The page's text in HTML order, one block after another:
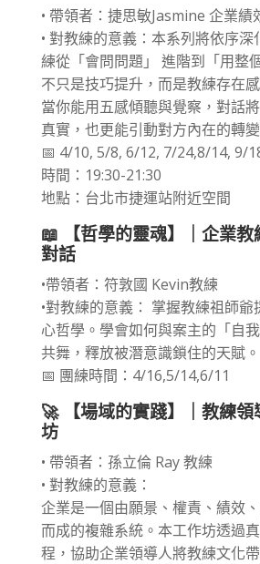
• 帶領者：捷思敏Jasmine 企業績
• 對教練的意義：本系列將依序
練從「會問問題」 進階到「用整
不只是技巧提升，而是教練存在
當你能用五感傾聽與覺察，對話
真實，也更能引動對方內在的轉
📅 4/10, 5/8, 6/12, 7/24,8/14, 9/
時間：19:30-21:30
地點：台北市捷運站附近空間
📖 【哲學的靈魂】｜企業
對話
•帶領者：符敦國 Kevin教練
•對教練的意義： 掌握教練祖師爺
心哲學。學會如何與案主的「自我
共舞，釋放被潛意識鎖住的天賦。
📅 團練時間：4/16,5/14,6/11
🚀 【場域的實踐】｜教練
坊
• 帶領者：孫立倫 Ray 教練
• 對教練的意義：
企業是一個由願景、權責、績效
而成的複雜系統。本工作坊透過
程，協助企業領導人將教練文化